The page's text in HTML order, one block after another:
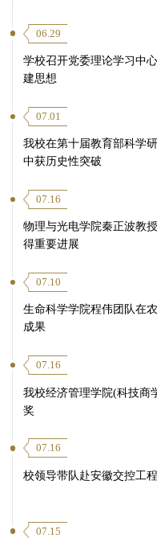
06.29
学校召开党委理论学习中
建思想
07.01
我校在第十届教育部科学
中获历史性突破
07.16
物理与光电学院秦正波教
得重要进展
07.10
生命科学学院程伟团队在
成果
07.16
我校经济管理学院(科技商
奖
07.16
校领导带队赴安徽交控工
07.15